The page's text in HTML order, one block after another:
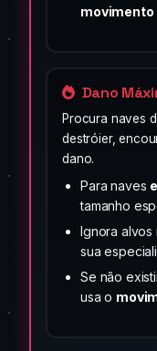
Dano
Procura naves
destróier,
dano.
Para naves
tamanho
Ignora alvos
sua
Se não
usa o